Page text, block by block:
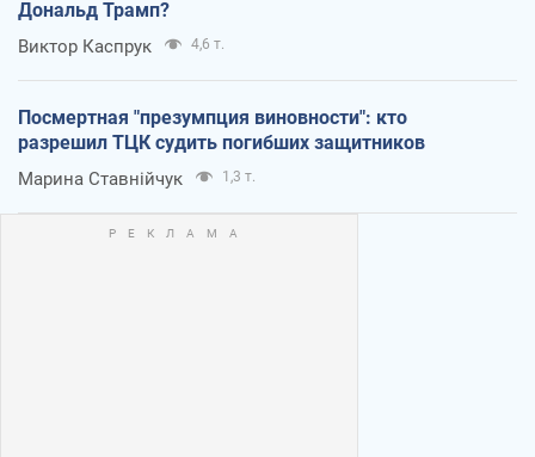
Дональд Трамп?
Виктор Каспрук 4,6 т.
Посмертная "презумпция виновности": кто
разрешил ТЦК судить погибших защитников
Марина Ставнійчук 1,3 т.